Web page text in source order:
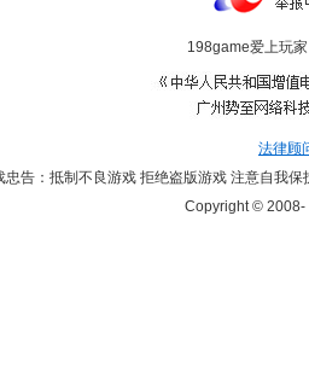
198game爱上玩
法律顾
忠告：抵制不良游戏 拒绝盗版游戏 注意自我
Copyright © 2008-